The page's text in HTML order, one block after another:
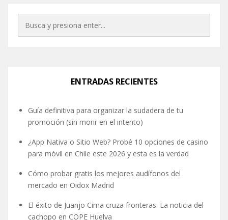
ENTRADAS RECIENTES
Guía definitiva para organizar la sudadera de tu
promoción (sin morir en el intento)
¿App Nativa o Sitio Web? Probé 10 opciones de casino
para móvil en Chile este 2026 y esta es la verdad
Cómo probar gratis los mejores audífonos del
mercado en Oidox Madrid
El éxito de Juanjo Cima cruza fronteras: La noticia del
cachopo en COPE Huelva